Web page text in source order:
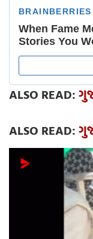
ALSO READ:
ALSO READ: